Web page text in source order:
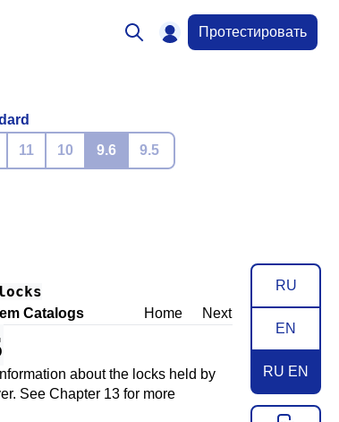
Протестировать
11 10 9.6 9.5
RU
EN
RU EN
Catalogs Home Next
about the locks held by
See Chapter 13for more